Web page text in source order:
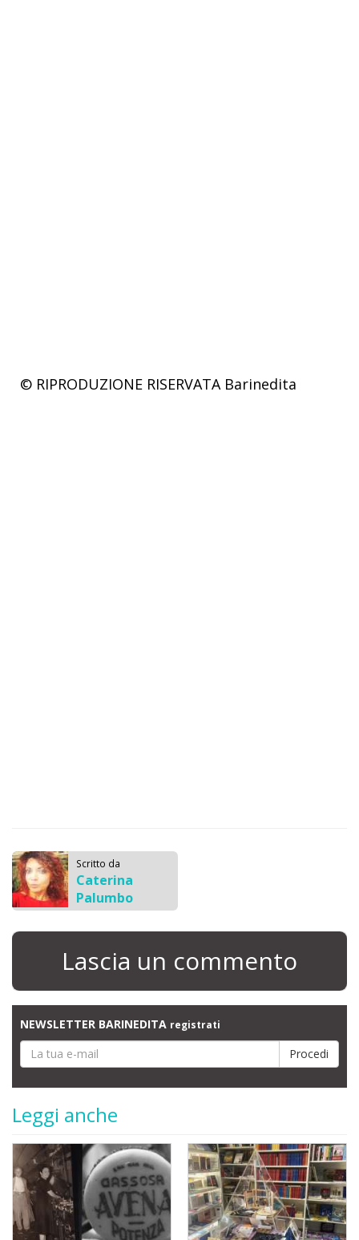
© RIPRODUZIONE RISERVATA Barinedita
Scritto da
Caterina
Palumbo
Lascia un commento
NEWSLETTER BARINEDITA registrati
Leggi anche